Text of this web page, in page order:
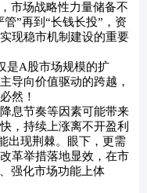
市场战略性力量储备不
”再到“长钱长投”，资
现稳市机制建设的重要
是A股市场规模的扩
导向价值驱动的跨越，
然！
息节奏等因素可能带来
，持续上涨离不开盈利
出现荆棘。眼下，更需
革举措落地显效，在市
强化市场功能上体